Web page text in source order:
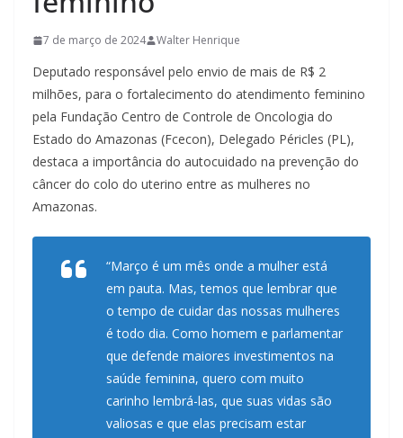
7 de março de 2024 Walter Henrique
Deputado responsável pelo envio de mais de R$ 2
milhões, para o fortalecimento do atendimento feminino
pela Fundação Centro de Controle de Oncologia do
Estado do Amazonas (Fcecon), Delegado Péricles (PL),
destaca a importância do autocuidado na prevenção do
câncer do colo do uterino entre as mulheres no
Amazonas.
“Março é um mês onde a mulher está
em pauta. Mas, temos que lembrar que
o tempo de cuidar das nossas mulheres
é todo dia. Como homem e parlamentar
que defende maiores investimentos na
saúde feminina, quero com muito
carinho lembrá-las, que suas vidas são
valiosas e que elas precisam estar